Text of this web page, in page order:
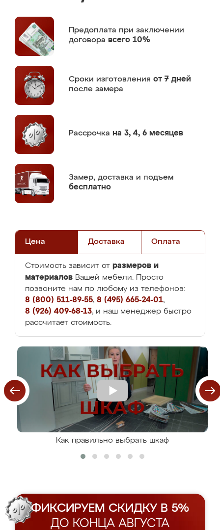
Предоплата при заключении
договора всего 10%
Сроки изготовления от 7 дней
после замера
Рассрочка на 3, 4, 6 месяцев
Замер, доставка и подъем
бесплатно
Цена Доставка Оплата
Стоимость зависит от размеров и
материалов Вашей мебели. Просто
позвоните нам по любому из телефонов:
8 (800) 511-89-55, 8 (495) 665-24-01,
8 (926) 409-68-13, и наш менеджер быстро
рассчитает стоимость.
Как правильно выбрать шкаф
ФИКСИРУЕМ СКИДКУ В 5%
ДО КОНЦА АВГУСТА